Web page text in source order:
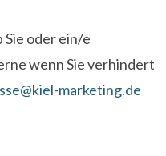
Sie oder ein/e
wenn Sie verhindert
marketing.de